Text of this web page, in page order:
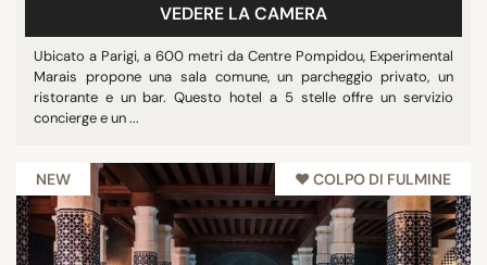
VEDERE LA CAMERA
Ubicato a Parigi, a 600 metri da Centre Pompidou, Experimental
Marais propone una sala comune, un parcheggio privato, un
ristorante e un bar. Questo hotel a 5 stelle offre un servizio
concierge e un ...
NEW ♥︎ COLPO DI FULMINE